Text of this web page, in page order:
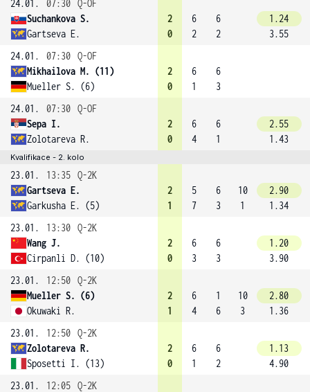
24.01. 07:30 Q-OF
Suchankova S.
Gartseva E.
2
0
6
2
6
2
1.24
3.55
24.01.
07:30 Q-OF
Mikhailova M. (11)
Mueller S. (6)
2
0
6
1
6
3
24.01.
07:30 Q-OF
Sepa I.
Zolotareva R.
2
0
6
4
6
1
2.55
1.43
Kvalifikace - 2. kolo
23.01. 13:35 Q-2K
Gartseva E.
Garkusha E. (5)
2
1
5
7
6
3
10
1
2.90
1.34
23.01.
13:30 Q-2K
Wang J.
Cirpanli D. (10)
2
0
6
3
6
3
1.20
3.90
23.01.
12:50 Q-2K
Mueller S. (6)
Okuwaki R.
2
1
6
4
1
6
10
3
2.80
1.36
23.01.
12:50 Q-2K
Zolotareva R.
Sposetti I. (13)
2
0
6
1
6
2
1.13
4.90
23.01.
12:05 Q-2K